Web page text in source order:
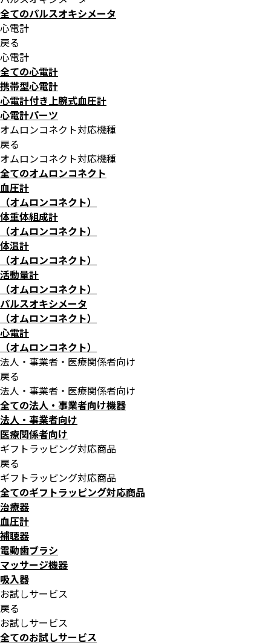
全てのパルスオキシメータ
心電計
戻る
心電計
全ての心電計
携帯型心電計
心電計付き上腕式血圧計
心電計パーツ
オムロンコネクト対応機種
戻る
オムロンコネクト対応機種
全てのオムロンコネクト
血圧計
（オムロンコネクト）
体重体組成計
（オムロンコネクト）
体温計
（オムロンコネクト）
活動量計
（オムロンコネクト）
パルスオキシメータ
（オムロンコネクト）
心電計
（オムロンコネクト）
法人・事業者・医療関係者向け
戻る
法人・事業者・医療関係者向け
全ての法人・事業者向け機器
法人・事業者向け
医療関係者向け
ギフトラッピング対応商品
戻る
ギフトラッピング対応商品
全てのギフトラッピング対応商品
治療器
血圧計
補聴器
電動歯ブラシ
マッサージ機器
吸入器
お試しサービス
戻る
お試しサービス
全てのお試しサービス